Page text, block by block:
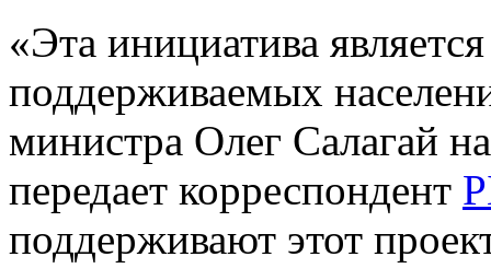
«Эта инициатива
поддерживаемых
министра Олег Салагай
передает корреспондент
поддерживают этот